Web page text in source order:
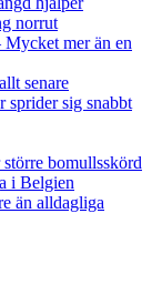
norrut
mer än en
senare
sprider sig snabbt
bomullsskörd
i Belgien
än alldagliga